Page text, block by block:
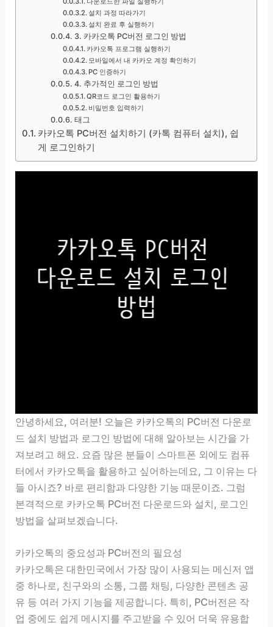
설치 과정 따라가기
설치 완료 후 실행하기
3. 카카오톡 PC버전 로그인 방법
카카오톡 프로그램 실행하기
모바일에서 내 카카오 계정 확인하기
PC 인증하기
4. 추가적인 로그인 방법
QR코드 로그인 활용하기
비밀번호 입력하기
태그
카카오톡 PC버전 설치하기 (카톡 컴퓨터 설치), 쉽
게 로그인하기
안녕하세요, 여러분! 오늘은 카카오톡의 PC버전 다운로
드 설치 방법과 로그인 방법에 대해 알아보는 시간을 가
져보려고 해요. 요즘 많은 분들이 스마트폰 외에도 컴퓨
터에서 카카오톡을 활용하고 싶어하는데요, 그 이유는 다
들 아시죠? 바로 편리함과 다양한 기능 때문이죠. 그럼
본격적으로 카카오톡 PC버전 다운로드와 설치, 로그인
방법을 살펴보겠습니다.
카카오톡의 중요성과 PC버전의 필요성
카카오톡은 대한민국에서 가장 많이 사용되는 메신저 앱
중 하나로, 친구와의 소통, 그룹 채팅, 다양한 콘텐츠 공
유 등 여러 가지 기능을 제공합니다. 특히, PC버전은 작
업 중에도 쉽게 메시지를 주고받을 수 있어 더욱 유용합